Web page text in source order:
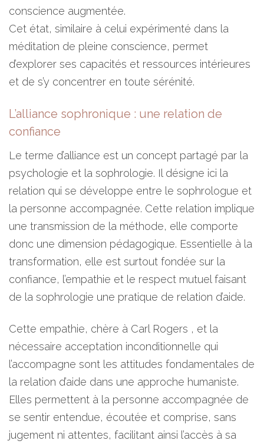
conscience augmentée.
Cet état, similaire à celui expérimenté dans la
méditation de pleine conscience, permet
d’explorer ses capacités et ressources intérieures
et de s’y concentrer en toute sérénité.
L’alliance sophronique : une relation de
confiance
Le terme d’alliance est un concept partagé par la
psychologie et la sophrologie. Il désigne ici la
relation qui se développe entre le sophrologue et
la personne accompagnée. Cette relation implique
une transmission de la méthode, elle comporte
donc une dimension pédagogique. Essentielle à la
transformation, elle est surtout fondée sur la
confiance, l’empathie et le respect mutuel faisant
de la sophrologie une pratique de relation d’aide.
Cette empathie, chère à Carl Rogers , et la
nécessaire acceptation inconditionnelle qui
l’accompagne sont les attitudes fondamentales de
la relation d’aide dans une approche humaniste.
Elles permettent à la personne accompagnée de
se sentir entendue, écoutée et comprise, sans
jugement ni attentes, facilitant ainsi l’accès à sa